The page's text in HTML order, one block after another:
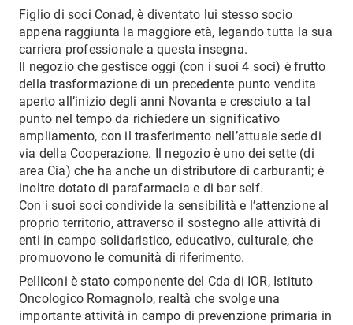
Figlio di soci Conad, è diventato lui stesso socio
appena raggiunta la maggiore età, legando tutta la sua
carriera professionale a questa insegna.
Il negozio che gestisce oggi (con i suoi 4 soci) è frutto
della trasformazione di un precedente punto vendita
aperto all’inizio degli anni Novanta e cresciuto a tal
punto nel tempo da richiedere un significativo
ampliamento, con il trasferimento nell’attuale sede di
via della Cooperazione. Il negozio è uno dei sette (di
area Cia) che ha anche un distributore di carburanti; è
inoltre dotato di parafarmacia e di bar self.
Con i suoi soci condivide la sensibilità e l’attenzione al
proprio territorio, attraverso il sostegno alle attività di
enti in campo solidaristico, educativo, culturale, che
promuovono le comunità di riferimento.
Pelliconi è stato componente del Cda di IOR, Istituto
Oncologico Romagnolo, realtà che svolge una
importante attività in campo di prevenzione primaria in